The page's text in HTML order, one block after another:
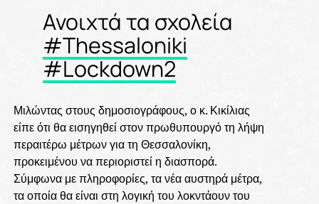
Ανοιχτά τα σχολεία
#Thessaloniki
#Lockdown2
Μιλώντας στους δημοσιογράφους, ο κ. Κικίλιας
είπε ότι θα εισηγηθεί στον πρωθυπουργό τη λήψη
περαιτέρω μέτρων για τη Θεσσαλονίκη,
προκειμένου να περιοριστεί η διασπορά.
Σύμφωνα με πληροφορίες, τα νέα αυστηρά μέτρα,
τα οποία θα είναι στη λογική του λοκντάουν του